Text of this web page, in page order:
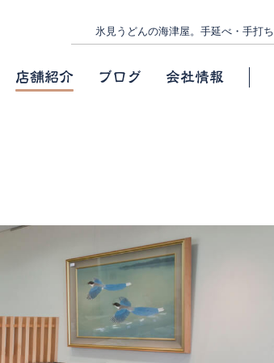
氷見うどんの海津屋。 手延べ・手打
店舗紹介 ブログ 会社情報